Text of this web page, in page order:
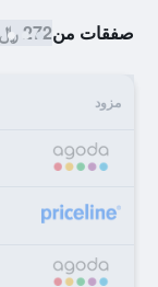
صفقات من272 ﷼
مزود